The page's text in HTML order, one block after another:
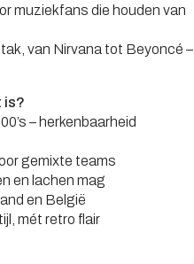
muziekfans die houden van
van Nirvana tot Beyoncé –
is?
– herkenbaarheid
gemixte teams
en lachen mag
en België
mét retro flair